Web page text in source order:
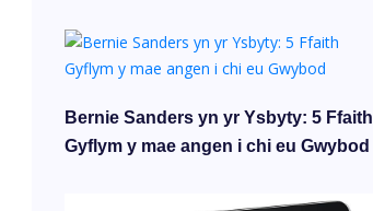
Bernie Sanders yn yr Ysbyty: 5 Ffaith
Gyflym y mae angen i chi eu Gwybod